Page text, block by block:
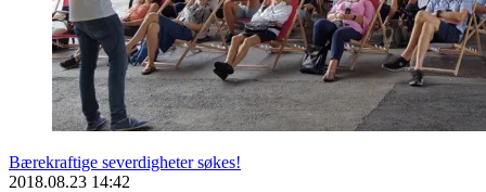
Bærekraftige severdigheter søkes!
2018.08.23 14:42